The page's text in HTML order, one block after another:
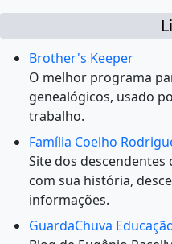
Brother's Keeper
O melhor programa
genealógicos, usado
trabalho.
Família Coelho
Site dos descendentes
com sua história,
informações.
GuardaChuva